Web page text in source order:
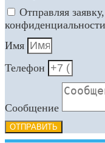
Отправляя
Имя
Телефон
Сообщение
ОТПРАВИТЬ